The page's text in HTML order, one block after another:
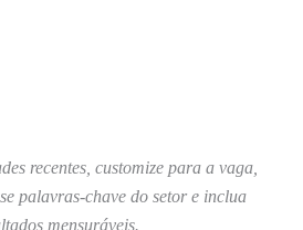
recentes, customize para a vaga,
palavras-chave do setor e inclua
mensuráveis.